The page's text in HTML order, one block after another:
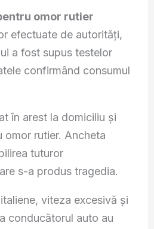
omor rutier
efectuate de autorități,
a fost supus testelor
confirmând consumul
în arest la domiciliu și
omor rutier. Ancheta
tuturor
s-a produs tragedia.
viteza excesivă și
conducătorul auto au